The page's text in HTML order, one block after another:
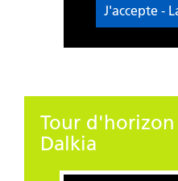
J'accepte -
Tour d'horizon
Dalkia